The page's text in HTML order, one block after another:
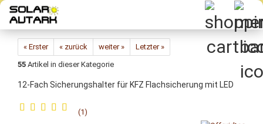
Direkt
zum
Hauptinhalt
« Erster « zurück weiter »
Letzter »
55 Artikel in dieser Kategorie
12-​Fach Si­che­rungs­hal­ter für KFZ Flach­si­che­rung mit LED
1